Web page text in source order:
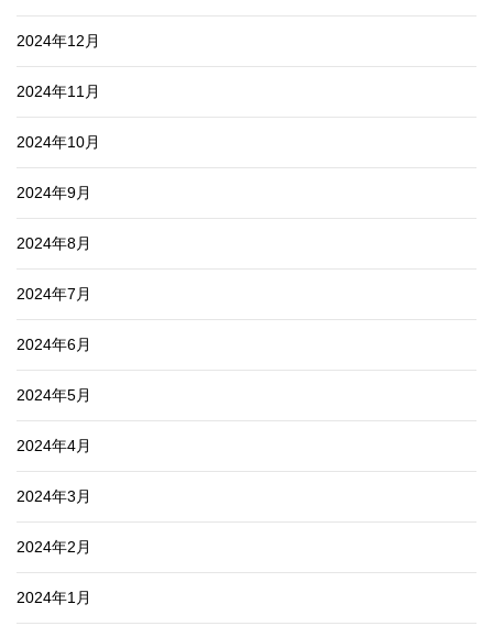
2024年12月
2024年11月
2024年10月
2024年9月
2024年8月
2024年7月
2024年6月
2024年5月
2024年4月
2024年3月
2024年2月
2024年1月